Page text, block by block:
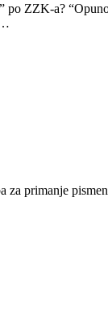
po ZZK-a?
za primanje